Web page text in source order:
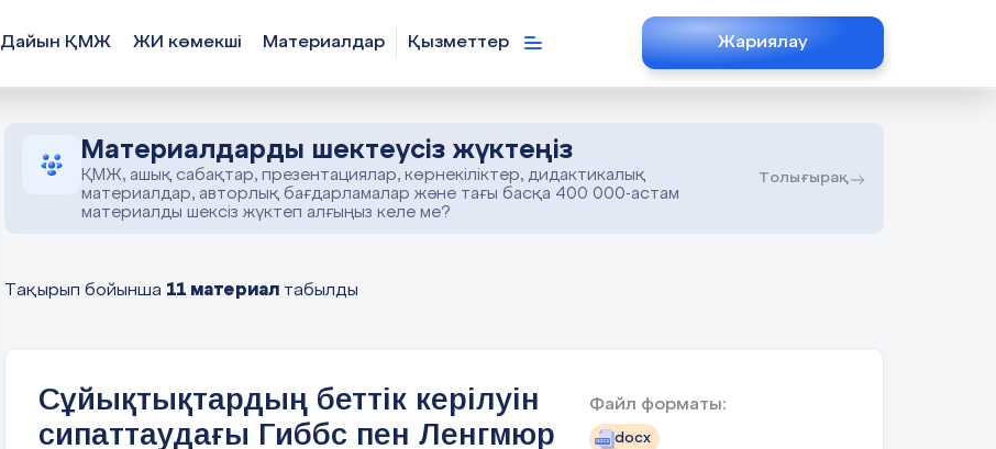
Дайын ҚМЖ ЖИ көмекші Материалдар Қызметтер Жариялау
Материалдарды шектеусіз жүктеңіз
ҚМЖ, ашық сабақтар, презентациялар, көрнекіліктер, дидактикалық
материалдар, авторлық бағдарламалар және тағы басқа 400 000-астам
материалды шексіз жүктеп алғыңыз келе ме?
Толығырақ
Тақырып бойынша 11 материал табылды
Сұйықтықтардың беттік керілуін
сипаттаудағы Гиббс пен Ленгмюр
Файл форматы:
docx